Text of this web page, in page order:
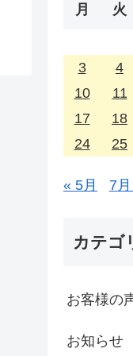
月 火
3
4
10
11
17
18
24
25
« 5月 7
カテゴ
お客様の
お知らせ